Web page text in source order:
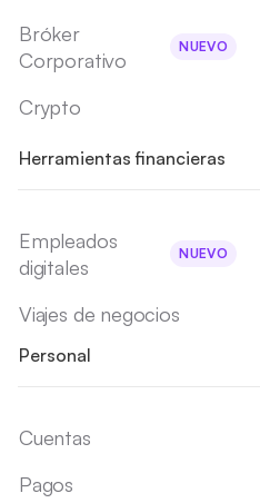
Bróker
Corporativo
NUEVO
Crypto
Herramientas financieras
Empleados
digitales
NUEVO
Viajes de negocios
Personal
Cuentas
Pagos